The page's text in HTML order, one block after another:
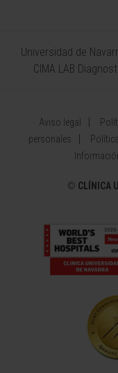
Universidad de
CIMA LAB
Aviso legal
personales
© CLÍNICA